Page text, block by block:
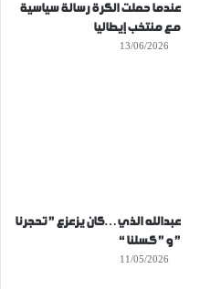
عندما حملت الكرة رسالة سياسية
مع منتخب إيطاليا
13/06/2026
عبدالله الذي…كان يزعزع ” تحجرنا
” و ” كسلنا “
11/05/2026